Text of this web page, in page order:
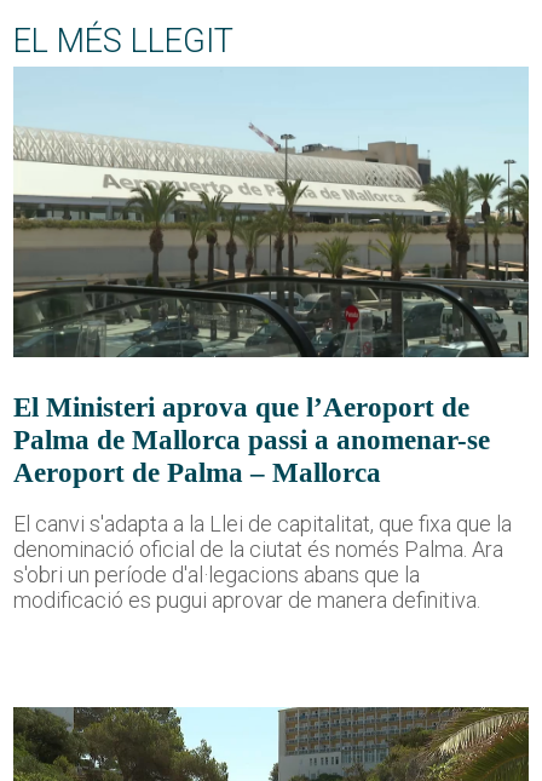
EL MÉS LLEGIT
El Ministeri aprova que l’Aeroport de
Palma de Mallorca passi a anomenar-se
Aeroport de Palma – Mallorca
El canvi s'adapta a la Llei de capitalitat, que fixa que la
denominació oficial de la ciutat és només Palma. Ara
s'obri un període d'al·legacions abans que la
modificació es pugui aprovar de manera definitiva.